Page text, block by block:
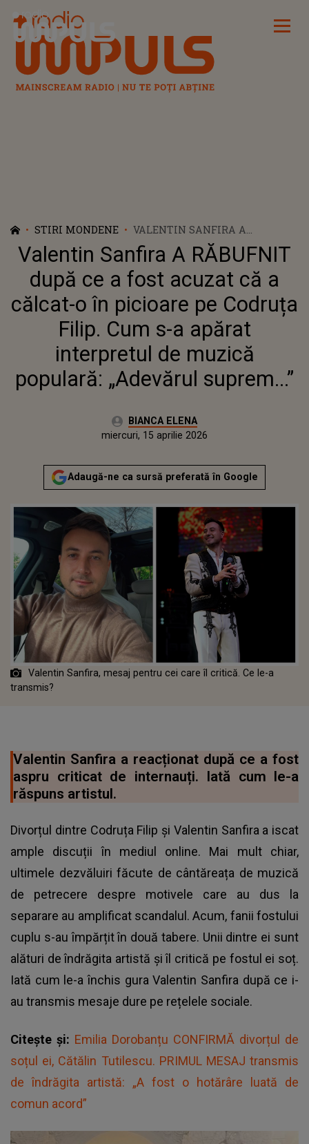
Radio Impuls
STIRI MONDENE
VALENTIN SANFIRA A
RĂBUFNIT DUPĂ CE A FOST
ACUZAT CĂ A CĂLCAT-O ÎN
PICIOARE PE CODRUȚA FILIP.
CUM S-A APĂRAT
INTERPRETUL DE MUZICĂ
POPULARĂ: „ADEVĂRUL
SUPREM...”
Valentin Sanfira A RĂBUFNIT
după ce a fost acuzat că a
călcat-o în picioare pe Codruța
Filip. Cum s-a apărat
interpretul de muzică
populară: „Adevărul suprem...”
Autor:BIANCA ELENA
miercuri, 15 aprilie 2026Actualizat:
miercuri, 15 aprilie 2026
Adaugă-ne ca sursă preferată în Google
Valentin Sanfira, mesaj pentru cei care îl critică. Ce le-a
transmis?
Valentin Sanfira a reacționat după ce a fost
aspru criticat de internauți. Iată cum le-a
răspuns artistul.
Divorțul dintre Codruța Filip și Valentin Sanfira a iscat
ample discuții în mediul online. Mai mult chiar,
ultimele dezvăluiri făcute de cântăreața de muzică
de petrecere despre motivele care au dus la
separare au amplificat scandalul. Acum, fanii fostului
cuplu s-au împărțit în două tabere. Unii dintre ei sunt
alături de îndrăgita artistă și îl critică pe fostul ei soț.
Iată cum le-a închis gura Valentin Sanfira după ce i-
au transmis mesaje dure pe rețelele sociale.
Citește și: Emilia Dorobanțu CONFIRMĂ divorțul de
soțul ei, Cătălin Tutilescu. PRIMUL MESAJ transmis
de îndrăgita artistă: „A fost o hotărâre luată de
comun acord”